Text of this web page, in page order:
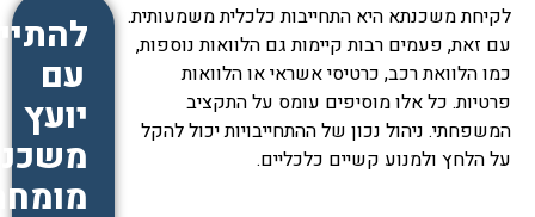
לקיחת משכנתא היא התחייבות כלכלית משמעותית.
עם זאת, פעמים רבות קיימות גם הלוואות נוספות,
כמו הלוואת רכב, כרטיסי אשראי או הלוואות
פרטיות. כל אלו מוסיפים עומס על התקציב
המשפחתי. ניהול נכון של ההתחייבויות יכול להקל
על הלחץ ולמנוע קשיים כלכליים.
עם
יועץ